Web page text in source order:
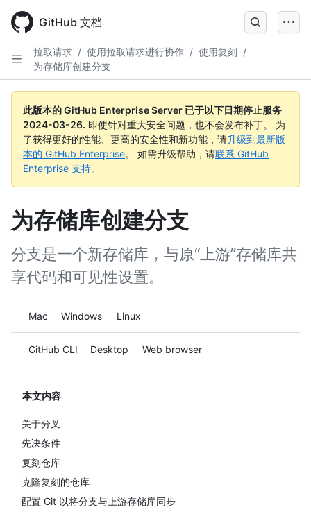
main
content
GitHub 文档
拉取请求 / 使用拉取请求进行协作 / 使用复刻 /
为存储库创建分支
此版本的 GitHub Enterprise Server 已于以下日期停止服务
2024-03-26. 即使针对重大安全问题，也不会发布补丁。 为
了获得更好的性能、更高的安全性和新功能，请升级到最新版
本的 GitHub Enterprise。 如需升级帮助，请联系 GitHub
Enterprise 支持。
为存储库创建分支
分支是一个新存储库，与原“上游”存储库共
享代码和可见性设置。
Platform navigation
Mac Windows Linux
Tool navigation
GitHub CLI Desktop Web browser
本文内容
关于分叉
先决条件
复刻仓库
克隆复刻的仓库
配置 Git 以将分支与上游存储库同步